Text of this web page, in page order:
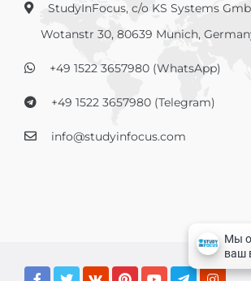
StudyInFocus, c/o KS Systems
Wotanstr 30, 80639 Munich,
+49 1522 3657980 (WhatsApp)
+49 1522 3657980 (Telegram)
info@studyinfocus.com